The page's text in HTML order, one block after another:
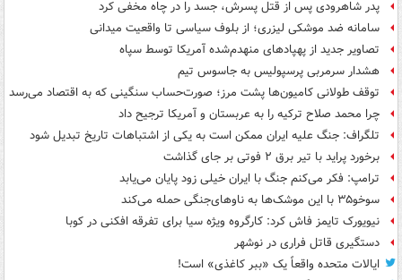
پدر شاهرودی پس از قتل پسرش، جسد را در چاه مخفی کرد
سامانه ضد موشکی لیزری؛ از بلوف سیاسی تا واقعیت میدانی
تصاویر جدید از پهپادهای منهدم‌شده آمریکا توسط سپاه
هشدار سرمربی پرسپولیس به جاسوس تیم
توقف طولانی کامیون‌ها پشت مرز؛ صورت‌حساب سنگینی که به اقتصاد می‌رسد
چرا محمد صلاح ترکیه را به عربستان و آمریکا ترجیح داد
تلگراف: جنگ علیه ایران ممکن است به یکی از اشتباهات تاریخ تبدیل شود
برخورد پراید با تیر برق ۲ فوتی بر جای گذاشت
ترامپ: فکر می‌کنم جنگ با ایران خیلی زود پایان می‌یابد
سوخو۳۵ با این موشک‌ها به ناوهای‌جنگی حمله می‌کند
نیویورک تایمز فاش کرد: کارگروه ویژه سیا برای تفرقه افکنی در کوبا
دستگیری قاتل فراری در نوشهر
ایالات متحده واقعاً یک «ببر کاغذی» است!